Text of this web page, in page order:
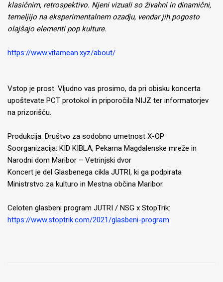
klasičnim, retrospektivo. Njeni vizuali so živahni in dinamični,
temeljijo na eksperimentalnem ozadju, vendar jih pogosto
olajšajo elementi pop kulture.
https://www.vitamean.xyz/about/
Vstop je prost. Vljudno vas prosimo, da pri obisku koncerta
upoštevate PCT protokol in priporočila NIJZ ter informatorjev
na prizorišču.
Produkcija: Društvo za sodobno umetnost X-OP
Soorganizacija: KID KIBLA, Pekarna Magdalenske mreže in
Narodni dom Maribor – Vetrinjski dvor
Koncert je del Glasbenega cikla JUTRI, ki ga podpirata
Ministrstvo za kulturo in Mestna občina Maribor.
Celoten glasbeni program JUTRI / NSG x StopTrik:
https://www.stoptrik.com/2021/glasbeni-program